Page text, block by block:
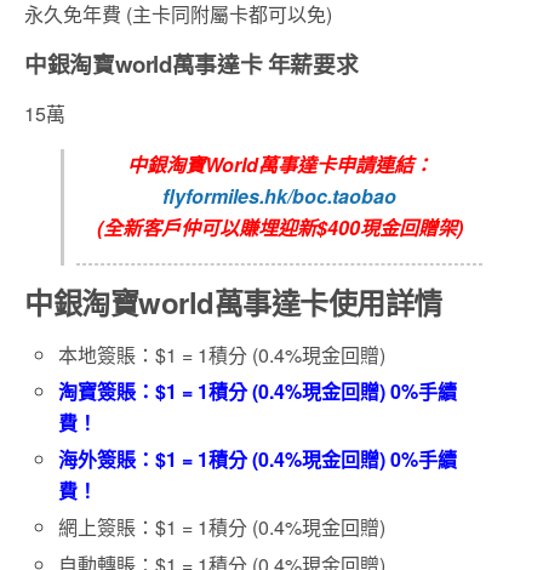
永久免年費 (主卡同附屬卡都可以免)
中銀淘寶world萬事達卡 年薪要求
15萬
中銀淘寶World萬事達卡申請連結：
flyformiles.hk/boc.taobao
(全新客戶仲可以賺埋迎新$400現金回贈架)
中銀淘寶world萬事達卡使用詳情
本地簽賬：$1 = 1積分 (0.4%現金回贈)
淘寶簽賬：$1 = 1積分 (0.4%現金回贈) 0%手續
費！
海外簽賬：$1 = 1積分 (0.4%現金回贈) 0%手續
費！
網上簽賬：$1 = 1積分 (0.4%現金回贈)
自動轉賬：$1 = 1積分 (0.4%現金回贈)